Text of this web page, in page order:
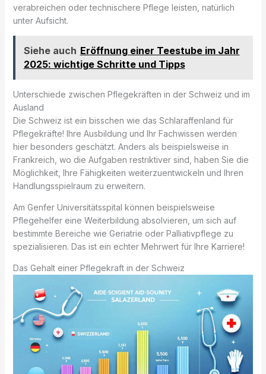
verabreichen oder technischere Pflege leisten, natürlich
unter Aufsicht.
Siehe auch Eröffnung einer Teestube im Jahr
2025: wichtige Schritte und Tipps
Unterschiede zwischen Pflegekräften in der Schweiz und im
Ausland
Die Schweiz ist ein bisschen wie das Schlaraffenland für
Pflegekräfte! Ihre Ausbildung und Ihr Fachwissen werden
hier besonders geschätzt. Anders als beispielsweise in
Frankreich, wo die Aufgaben restriktiver sind, haben Sie die
Möglichkeit, Ihre Fähigkeiten weiterzuentwickeln und Ihren
Handlungsspielraum zu erweitern.
Am Genfer Universitätsspital können beispielsweise
Pflegehelfer eine Weiterbildung absolvieren, um sich auf
bestimmte Bereiche wie Geriatrie oder Palliativpflege zu
spezialisieren. Das ist ein echter Mehrwert für Ihre Karriere!
Das Gehalt einer Pflegekraft in der Schweiz